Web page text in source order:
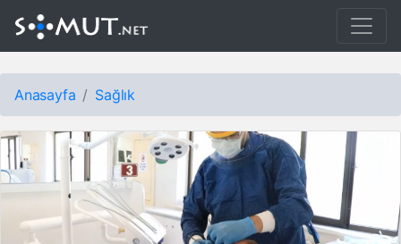
Anasayfa Sağlık